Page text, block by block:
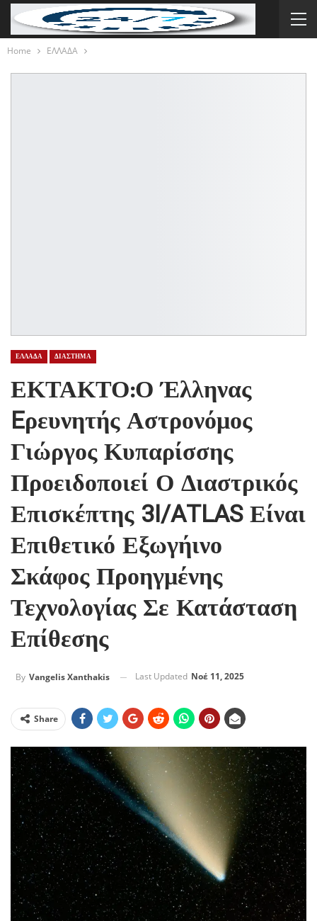
Home ΕΛΛΑΔΑ
ΕΛΛΑΔΑ ΔΙΑΣΤΗΜΑ
ΕΚΤΑΚΤΟ:Ο Έλληνας
Eρευνητής Αστρονόμος
Γιώργος Κυπαρίσσης
Προειδοποιεί Ο Διαστρικός
Επισκέπτης 3I/ATLAS Είναι
Επιθετικό Εξωγήινο
Σκάφος Προηγμένης
Τεχνολογίας Σε Κατάσταση
Επίθεσης
By Vangelis Xanthakis Last Updated Νοέ 11, 2025
Share